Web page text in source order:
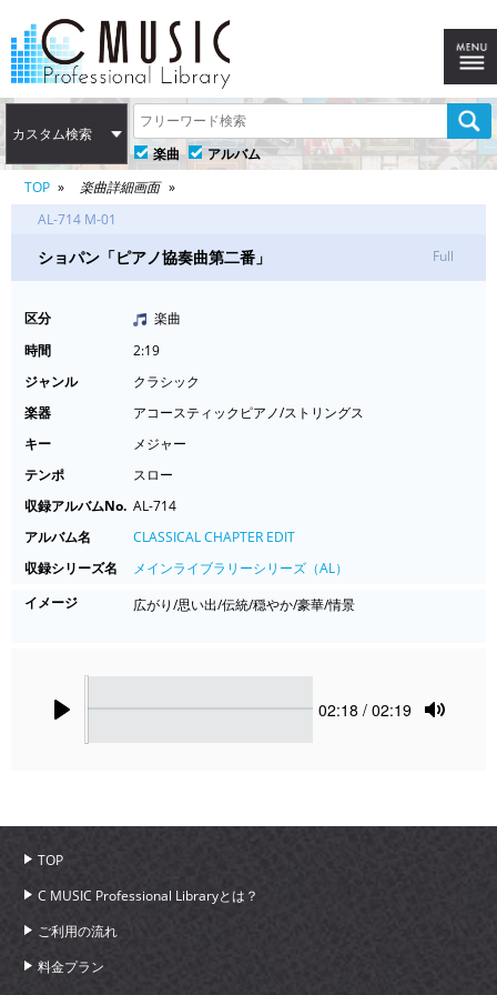
カスタム検索
楽曲
アルバム
TOP
楽曲詳細画面
AL-714 M-01
ショパン「ピアノ協奏曲第二番」 Full
区分
楽曲
時間
2:19
ジャンル
クラシック
楽器
アコースティックピアノ/ストリングス
キー
メジャー
テンポ
スロー
収録アルバムNo. AL-714
アルバム名
CLASSICAL CHAPTER EDIT
収録シリーズ名
メインライブラリーシリーズ（AL）
イメージ
広がり/思い出/伝統/穏やか/豪華/情景
Current
02:18 / 02:19
TOP
C MUSIC Professional Libraryとは？
ご利用の流れ
料金プラン